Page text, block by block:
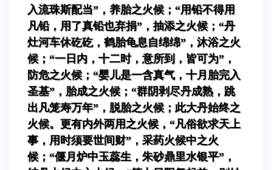
入流珠斯配当”，养胎之火候；“用铅不得用
凡铅，用了真铅也弃捐”，抽添之火候；“丹
灶河车休矻矻，鹤胎龟息自绵绵”，沐浴之火
候；“一日内，十二时，意所到，皆可为”，
防危之火候；“婴儿是一含真气，十月胎完入
圣基”，胎成之火候；“群阴剥尽丹成熟，跳
出凡笼寿万年”，脱胎之火候；此大丹始终之
火候。更有内外两用之火候，“凡俗欲求天上
事，用时须要世间财”，采药火候中之火
候；“偃月炉中玉蕊生，朱砂鼎里水银平”，